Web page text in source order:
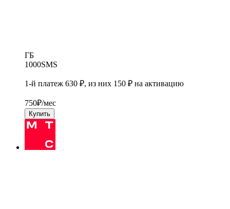
ГБ
1000SMS
1-й платеж 630 ₽, из них 150 ₽ на активацию
750₽/мес
Купить